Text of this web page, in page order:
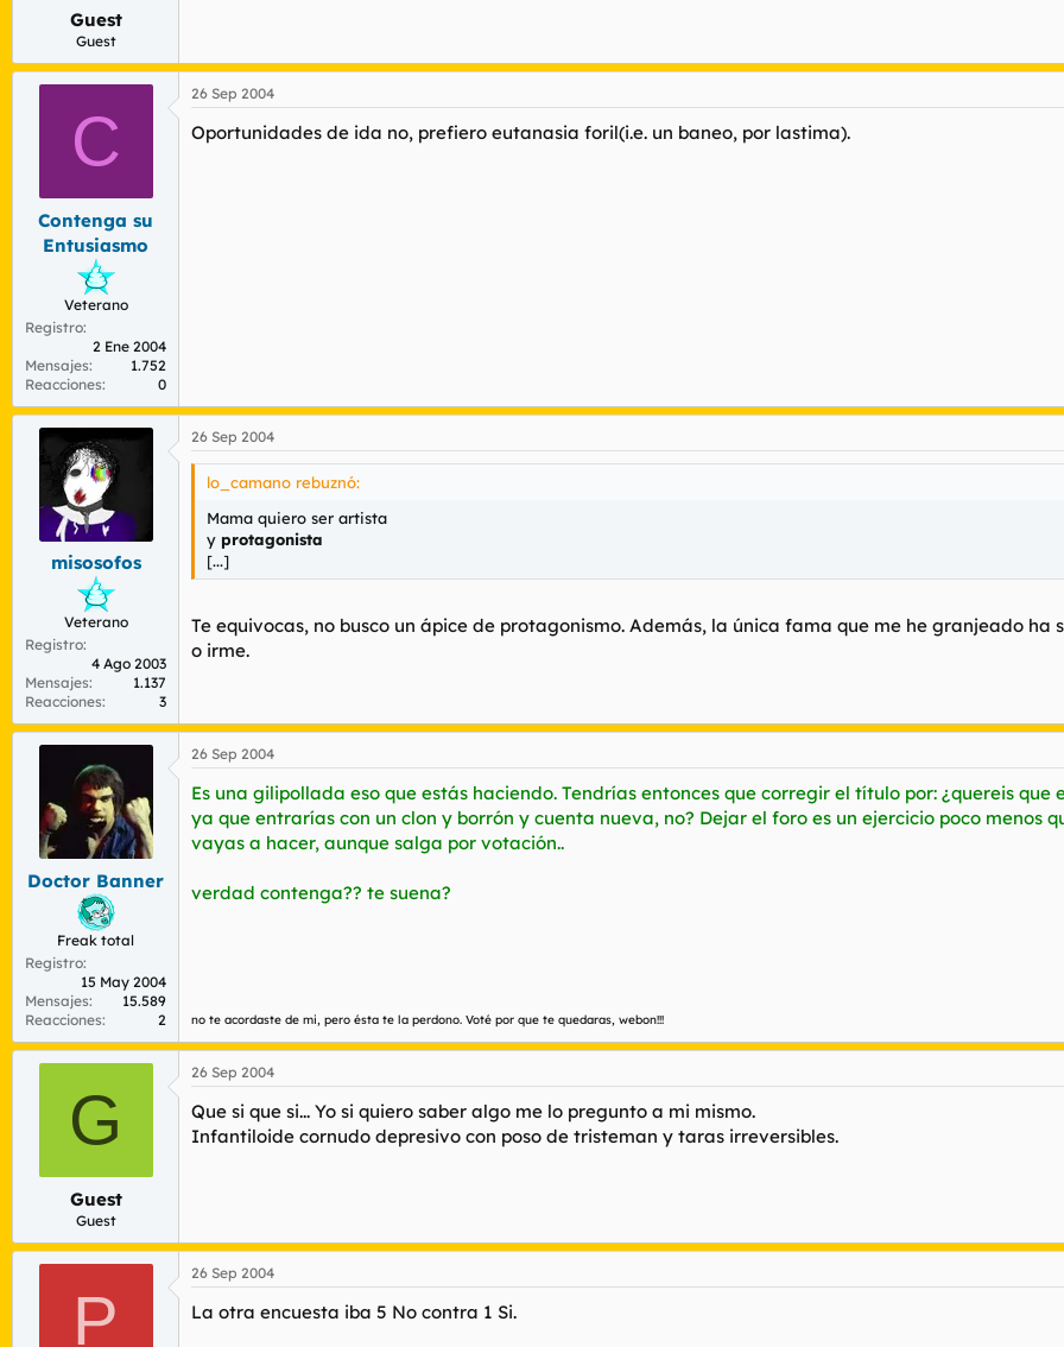
Guest
Guest
C
Contenga su
Entusiasmo
Veterano
Registro
2 Ene 2004
Mensajes
1.752
Reacciones
0
26 Sep 2004
Oportunidades de ida no, prefiero eutanasia foril(i.e. un baneo, por lastima).
misosofos
Veterano
Registro
4 Ago 2003
Mensajes
1.137
Reacciones
3
26 Sep 2004
lo_camano rebuznó:
Mama quiero ser artista
y protagonista
[...]
Te equivocas, no busco un ápice de protagonismo. Además, la única fama que me he granjeado
o irme.
Doctor Banner
Freak total
Registro
15 May 2004
Mensajes
15.589
Reacciones
2
26 Sep 2004
Es una gilipollada eso que estás haciendo. Tendrías entonces que corregir el título por: ¿quereis que
ya que entrarías con un clon y borrón y cuenta nueva, no? Dejar el foro es un ejercicio poco menos
vayas a hacer, aunque salga por votación..
verdad contenga?? te suena?
no te acordaste de mi, pero ésta te la perdono. Voté por que te quedaras, webon!!!
G
Guest
Guest
26 Sep 2004
Que si que si... Yo si quiero saber algo me lo pregunto a mi mismo.
Infantiloide cornudo depresivo con poso de tristeman y taras irreversibles.
P
26 Sep 2004
La otra encuesta iba 5 No contra 1 Si.